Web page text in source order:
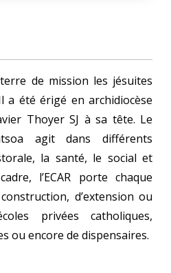
de mission les jésuites
a été érigé en archidiocèse
Thoyer SJ à sa tête. Le
agit dans différents
la santé, le social et
l’ECAR porte chaque
d’extension ou
privées catholiques,
ou encore de dispensaires.